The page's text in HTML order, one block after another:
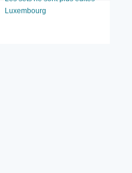
Luxembourg